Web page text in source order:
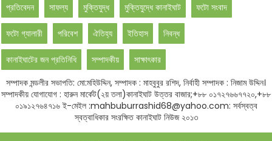
প্রতিবেদন সাফল্য মুক্তিযুদ্ধ মুক্তিযুদ্ধে কানাইঘাট ফটো সংবাদ
ফটো গ্যালারী পরিবেশ ঐতিহ্য ইতিহাস নিবন্ধ
কানাইঘাটের জন প্রতিনিধি সম্পাদকীয়
সাক্ষাৎকার
সম্পাদক মন্ডলীর সভাপতি: মো:মহিউদ্দিন, সম্পাদক : মাহবুবুর রশিদ, নির্বাহী সম্পাদক : নিজাম উদ্দিন।
সম্পাদকীয় যোগাযোগ : হারুন মার্কেট(২য় তলা)কানাইঘাট উত্তর বাজার;+৮৮ ০১৭২৭৬৬৭৭২০,+৮৮
০১৯১২৭৬৪৭১৬ ই-মেইল :mahbuburrashid68@yahoo.com: সর্বস্বত্ব
স্বত্বাধিকার সংরক্ষিত কানাইঘাট নিউজ ২০১৩